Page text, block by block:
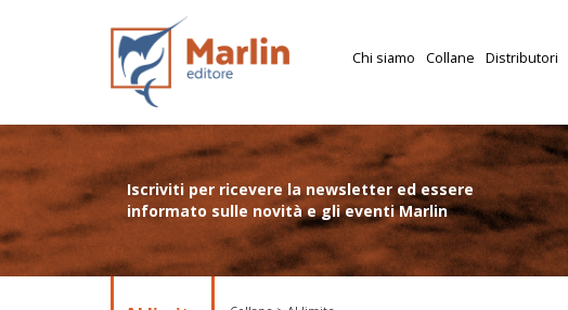
Chi siamo Collane Distributori
Iscriviti per ricevere la newsletter ed essere
informato sulle novità e gli eventi Marlin